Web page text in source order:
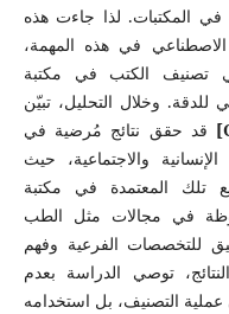
المكتبات. لذا جاءت هذه
في هذه المهمة،
في تصنيف الكتب في مكتبة
للدقة. وخلال التحليل، تبيّن
قد حقق نتائج مُرضية في
والاجتماعية، حيث
تلك المعتمدة في مكتبة
في مجالات مثل الطب
للتخصصات الفرعية وفهم
توصي الدراسة بعدم
عملية التصنيف، بل استخدامه